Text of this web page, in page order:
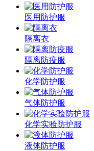
医用防护服
隔离衣
隔离防疫服
化学防护服
气体防护服
化学实验防护服
液体防护服